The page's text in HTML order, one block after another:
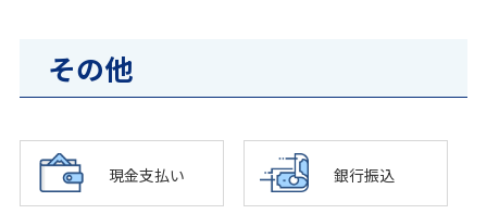
その他
現金支払い 銀行振込